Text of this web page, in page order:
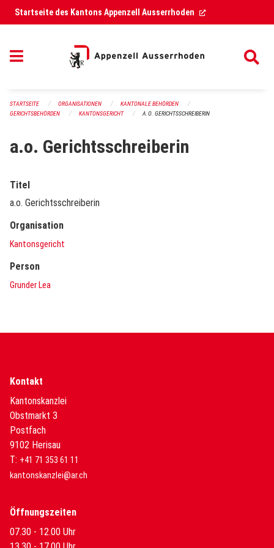
Navigation überspringen
Startseite des Kantons Appenzell Ausserrhoden (External Link)
STARTSEITE ORGANISATIONEN
KANTONALE BEHÖRDEN
GERICHTSBEHÖRDEN
KANTONSGERICHT A.O. GERICHTSSCHREIBERIN
a.o. Gerichtsschreiberin
Titel
a.o. Gerichtsschreiberin
Organisation
Kantonsgericht
Person
Grunder Lea
Kontakt
Kantonskanzlei
Obstmarkt 3
Postfach
9102 Herisau
T: +41 71 353 61 11
kantonskanzlei@ar.ch
Öffnungszeiten
07.30 - 12.00 Uhr